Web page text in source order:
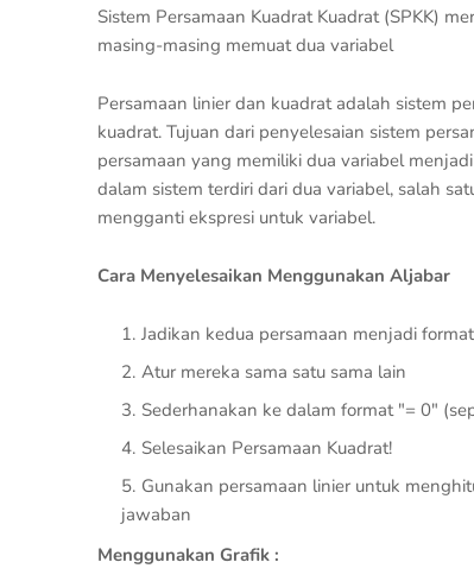
Sistem Persamaan Kuadrat Kuadrat (SPKK)
masing-masing memuat dua variabel
Persamaan linier dan kuadrat adalah sistem
kuadrat. Tujuan dari penyelesaian sistem
persamaan yang memiliki dua variabel
dalam sistem terdiri dari dua variabel, salah
mengganti ekspresi untuk variabel.
Cara Menyelesaikan Menggunakan Aljabar
Jadikan kedua persamaan menjadi
Atur mereka sama satu sama lain
Sederhanakan ke dalam format "= 0"
Selesaikan Persamaan Kuadrat!
Gunakan persamaan linier untuk
jawaban
Menggunakan Grafik :